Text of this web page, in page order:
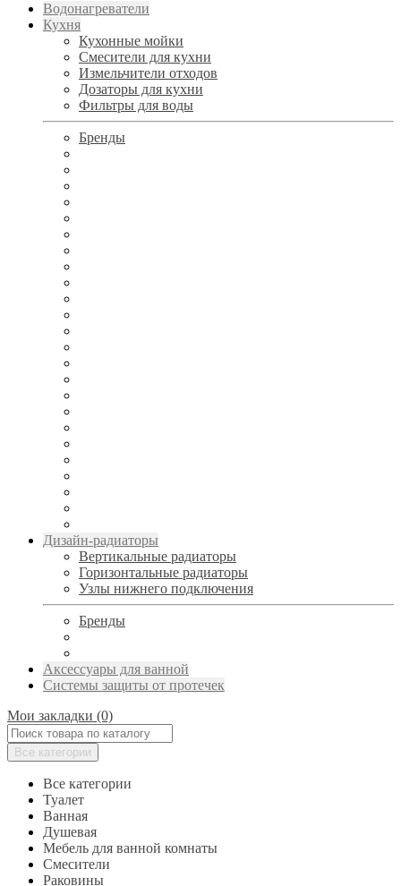
Водонагреватели
Кухня
Кухонные мойки
Смесители для кухни
Измельчители отходов
Дозаторы для кухни
Фильтры для воды
Бренды
Дизайн-радиаторы
Вертикальные радиаторы
Горизонтальные радиаторы
Узлы нижнего подключения
Бренды
Аксессуары для ванной
Системы защиты от протечек
Мои закладки (0)
Все категории
Все категории
Туалет
Ванная
Душевая
Мебель для ванной комнаты
Смесители
Раковины